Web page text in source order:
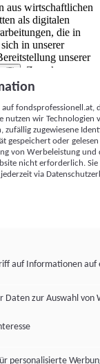
aus wirtschaftlichen
als digitalen
die in
in unserer
unserer
(5)
. Zwecke:
Werbeleistung
(z. B. login-
mit anderen
usw.) auf
werden, um es
einer Webseite
hier aufgeführten
nutzen wir Technologien
zufällig zugewiesene
gespeichert oder
von Werbeleistung
nicht erforderlich.
via
auf Informationen auf
Daten zur Auswahl von
personalisierte